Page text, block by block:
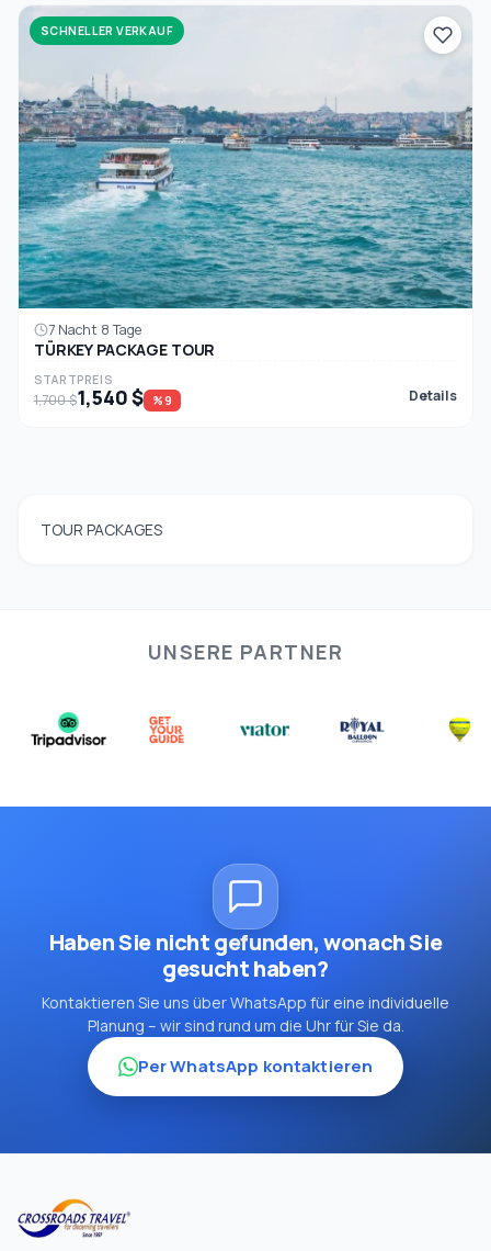
SCHNELLER VERKAUF
7 Nacht 8 Tage
TÜRKEY PACKAGE TOUR
STARTPREIS
1,700 $1,540 $ %9 Details
TOUR PACKAGES
UNSERE PARTNER
Haben Sie nicht gefunden, wonach Sie
gesucht haben?
Kontaktieren Sie uns über WhatsApp für eine individuelle
Planung – wir sind rund um die Uhr für Sie da.
Per WhatsApp kontaktieren